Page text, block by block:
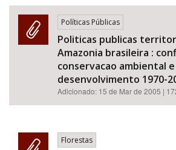
Políticas Públicas
Politicas publicas
Amazonia brasileira :
conservacao ambiental e
desenvolvimento 1970-
Adicionado: 15 de Mar de 2005 |
Florestas